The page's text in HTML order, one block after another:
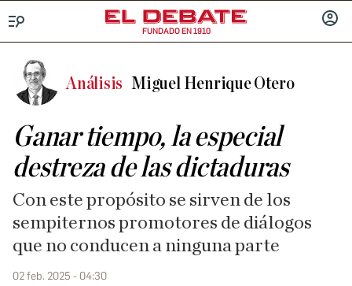
FUNDADO EN 1910
Análisis Miguel Henrique Otero
Ganar tiempo, la especial
destreza de las dictaduras
Con este propósito se sirven de los
sempiternos promotores de diálogos
que no conducen a ninguna parte
02 feb. 2025 - 04:30